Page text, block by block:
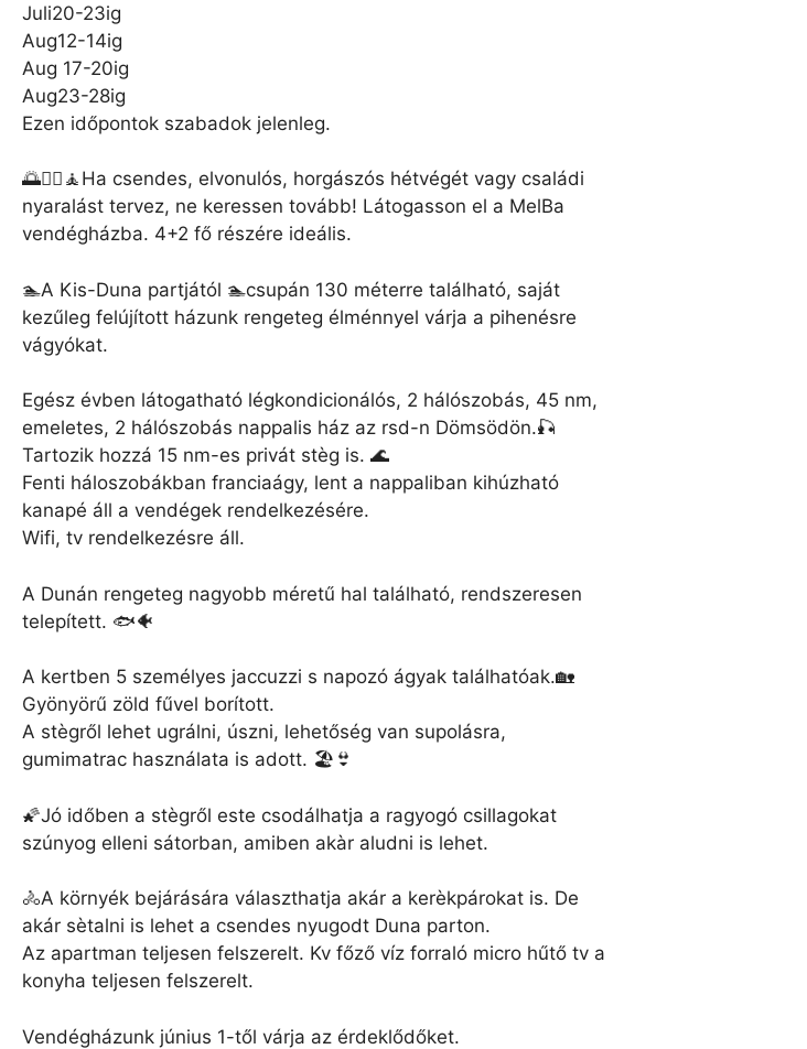
Juli20-23ig
Aug12-14ig
Aug 17-20ig
Aug23-28ig
Ezen időpontok szabadok jelenleg.
🌅🧘‍♀️🧘Ha csendes, elvonulós, horgászós hétvégét vagy családi
nyaralást tervez, ne keressen tovább! Látogasson el a MelBa
vendégházba. 4+2 fő részére ideális.
🏊A Kis-Duna partjától 🏊csupán 130 méterre található, saját
kezűleg felújított házunk rengeteg élménnyel várja a pihenésre
vágyókat.
Egész évben látogatható légkondicionálós, 2 hálószobás, 45 nm,
emeletes, 2 hálószobás nappalis ház az rsd-n Dömsödön.🎣
Tartozik hozzá 15 nm-es privát stèg is. 🌊
Fenti háloszobákban franciaágy, lent a nappaliban kihúzható
kanapé áll a vendégek rendelkezésére.
Wifi, tv rendelkezésre áll.
A Dunán rengeteg nagyobb méretű hal található, rendszeresen
telepített. 🐟🐠
A kertben 5 személyes jaccuzzi s napozó ágyak találhatóak.🏡
Gyönyörű zöld fűvel borított.
A stègről lehet ugrálni, úszni, lehetőség van supolásra,
gumimatrac használata is adott. 🏖👙
🌠Jó időben a stègről este csodálhatja a ragyogó csillagokat
szúnyog elleni sátorban, amiben akàr aludni is lehet.
🚴A környék bejárására választhatja akár a kerèkpárokat is. De
akár sètalni is lehet a csendes nyugodt Duna parton.
Az apartman teljesen felszerelt. Kv főző víz forraló micro hűtő tv a
konyha teljesen felszerelt.
Vendégházunk június 1-től várja az érdeklődőket.